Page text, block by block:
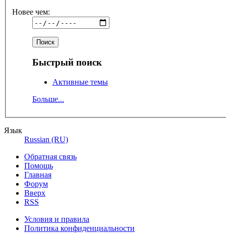
Новее чем:
Быстрый поиск
Активные темы
Больше...
Язык
Russian (RU)
Обратная связь
Помощь
Главная
Форум
Вверх
RSS
Условия и правила
Политика конфиденциальности